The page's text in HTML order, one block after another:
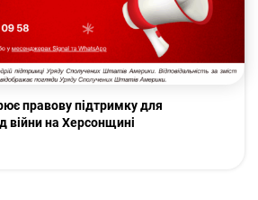
правову підтримку для
війни на Херсонщині